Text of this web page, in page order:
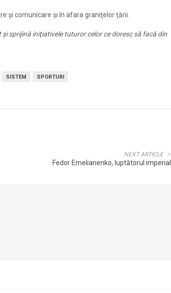
şi comunicare şi în afara graniţelor ţării.
sprijină iniţiativele tuturor celor ce doresc să facă din
SISTEM SPORTURI
NEXT ARTICLE
Fedor Emelianenko, luptătorul imperial